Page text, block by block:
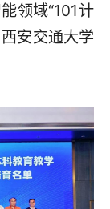
领域“101计
安交通大学